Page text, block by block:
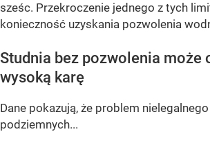
sześc. Przekroczenie jednego z tych
konieczność uzyskania pozwolenia
Studnia bez pozwolenia może
wysoką karę
Dane pokazują, że problem
podziemnych...